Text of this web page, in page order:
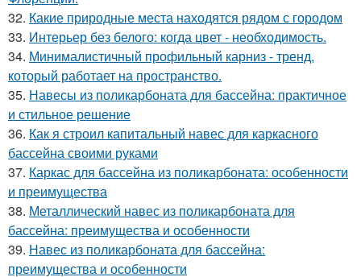
32. Какие природные места находятся рядом с городом
33. Интерьер без белого: когда цвет - необходимость.
34. Минималистичный профильный карниз - тренд,
который работает на пространство.
35. Навесы из поликарбоната для бассейна: практичное
и стильное решение
36. Как я строил капитальный навес для каркасного
бассейна своими руками
37. Каркас для бассейна из поликарбоната: особенности
и преимущества
38. Металлический навес из поликарбоната для
бассейна: преимущества и особенности
39. Навес из поликарбоната для бассейна:
преимущества и особенности